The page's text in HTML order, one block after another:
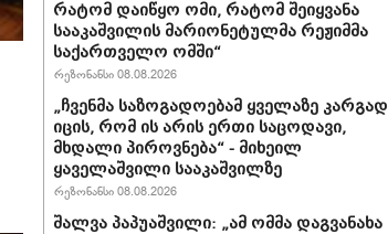
რატომ დაიწყო ომი, რატომ შეიყვანა
სააკაშვილის მარიონეტულმა რეჟიმმა
საქართველო ომში“
რეზონანსი 08.08.2026
„ჩვენმა საზოგადოებამ ყველაზე კარგად
იცის, რომ ის არის ერთი საცოდავი,
მხდალი პიროვნება“ - მიხეილ
ყაველაშვილი სააკაშვილზე
რეზონანსი 08.08.2026
შალვა პაპუაშვილი: „ამ ომმა დაგვანახა